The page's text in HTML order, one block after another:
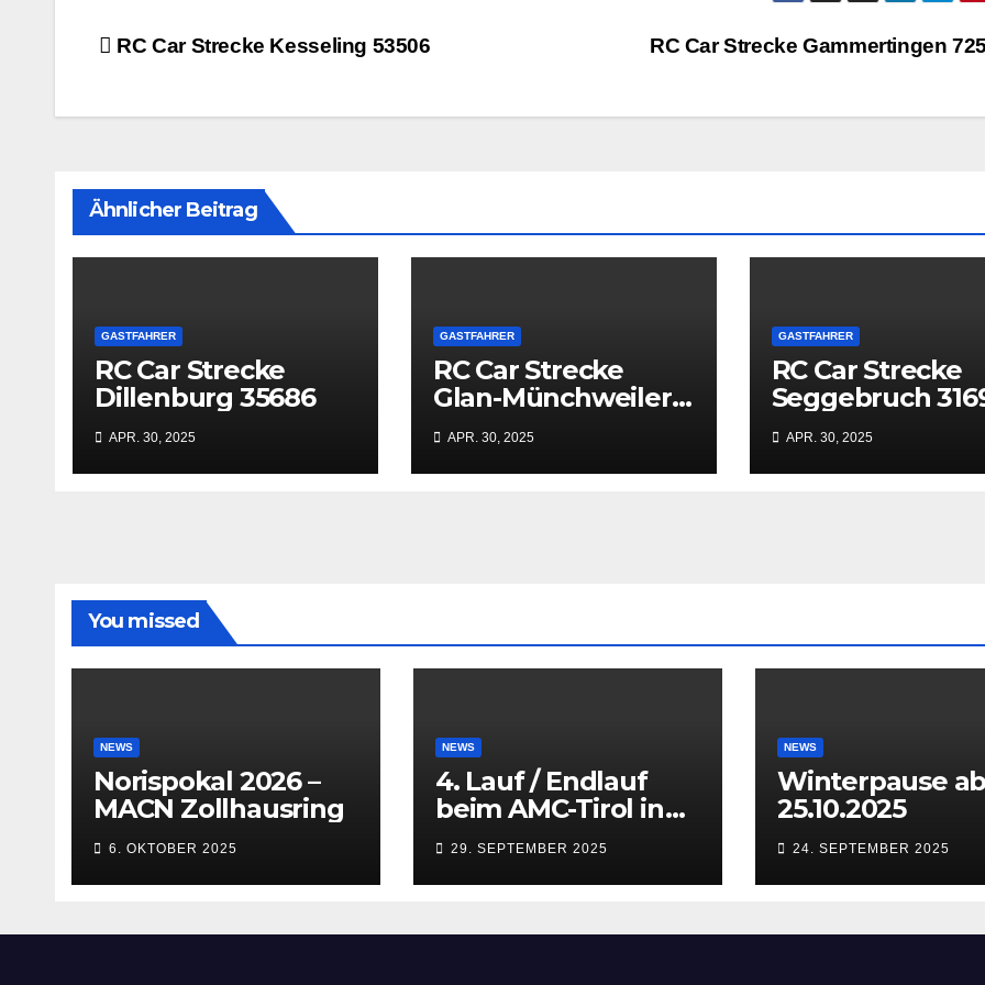
Beitrags-
RC Car Strecke Gammertingen
RC Car Strecke Kesseling 53506
Ähnlicher Beitrag
GASTFAHRER
RC Car Strecke
Dillenburg 35686
APR. 30, 2025
GASTFAHRER
RC Car Strecke
Glan-Münchweiler
66907
APR. 30, 2025
GASTFAHRER
RC Car Strecke
Seggebruch
APR. 30, 2025
You missed
NEWS
Norispokal 2026 –
MACN Zollhausring
6. OKTOBER 2025
NEWS
4. Lauf / Endlauf
beim AMC-Tirol in
Innsbruck
(Kematen) vom 27.
bis 28.09.2025
29. SEPTEMBER 2025
NEWS
Winterpause ab
25.10.2025
24. SEPTEMBER 2025